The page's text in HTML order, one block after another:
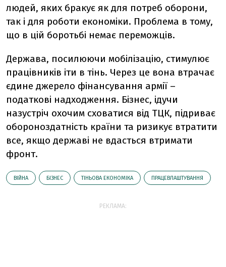
людей, яких бракує як для потреб оборони,
так і для роботи економіки. Проблема в тому,
що в цій боротьбі немає переможців.
Держава, посилюючи мобілізацію, стимулює
працівників іти в тінь. Через це вона втрачає
єдине джерело фінансування армії –
податкові надходження. Бізнес, ідучи
назустріч охочим сховатися від ТЦК, підриває
обороноздатність країни та ризикує втратити
все, якщо державі не вдасться втримати
фронт.
ВІЙНА БІЗНЕС ТІНЬОВА ЕКОНОМІКА ПРАЦЕВЛАШТУВАННЯ
РЕКЛАМА: